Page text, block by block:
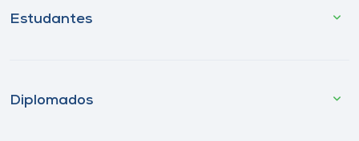
Estudantes
Diplomados